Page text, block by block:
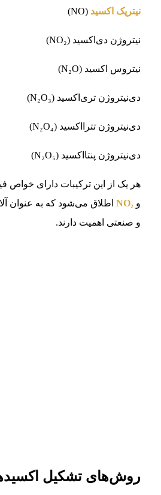
نیتریک اکسید (NO)
نیتروژن دی‌اکسید (NO₂)
نیتروس اکسید (N₂O)
دی‌نیتروژن تری‌اکسید (N₂O₃)
دی‌نیتروژن تترااکسید (N₂O₄)
دی‌نیتروژن پنتااکسید (N₂O₅)
و
اطلاق می‌شود که به عنوان
و صنعتی اهمیت دارند.
روش‌های تشکیل